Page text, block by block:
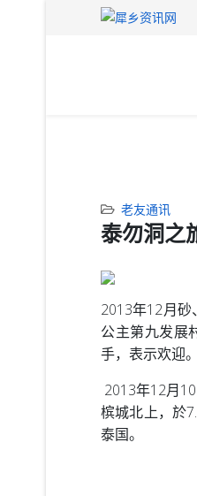
老友通讯
泰勿洞之
2013年12月
公主第九发展
手，表示欢迎。
2013年12月
槟城北上，於
泰国。